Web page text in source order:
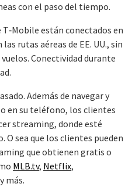
con el paso del tiempo.
están conectados en
rutas aéreas de EE. UU., sin
Conectividad durante
Además de navegar y
en su teléfono, los clientes
streaming, donde esté
sea que los clientes pueden
que obtienen gratis o
MLB.tv, Netflix,
y más.